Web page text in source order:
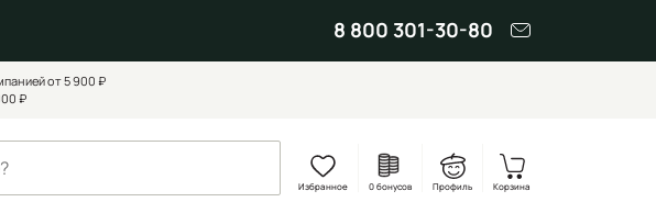
8 800 301-30-80
от 5 900 ₽
₽
Избранное 0 бонусов Профиль Корзина